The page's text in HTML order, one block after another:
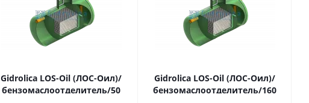
Gidrolica LOS-Oil (ЛОС-Оил)/
бензомаслоотделитель/50
Gidrolica LOS-Oil (ЛОС-Оил)/
бензомаслоотделитель/160